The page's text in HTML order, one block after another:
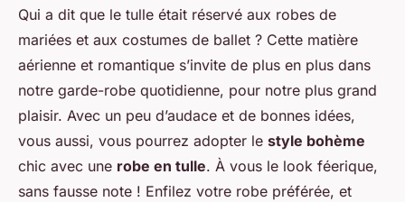
Comment harmoniser des
pièces en tulle avec des
vêtements de tous les jours
pour un look féerique ?
Noam •3 mars 2024•3 min de lecture
Qui a dit que le tulle était réservé aux robes de
mariées et aux costumes de ballet ? Cette matière
aérienne et romantique s’invite de plus en plus dans
notre garde-robe quotidienne, pour notre plus grand
plaisir. Avec un peu d’audace et de bonnes idées,
vous aussi, vous pourrez adopter le style bohème
chic avec une robe en tulle. À vous le look féerique,
sans fausse note ! Enfilez votre robe préférée, et